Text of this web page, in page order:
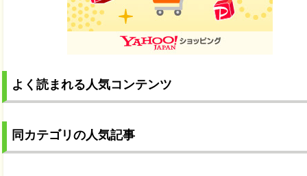
よく読まれる人気コンテンツ
同カテゴリの人気記事